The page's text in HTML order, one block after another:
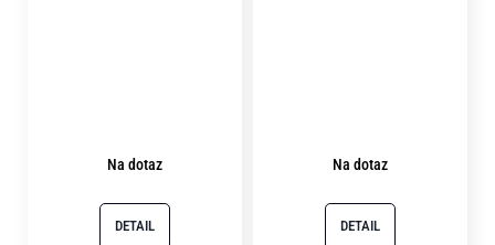
Na dotaz
DETAIL
Na dotaz
DETAIL